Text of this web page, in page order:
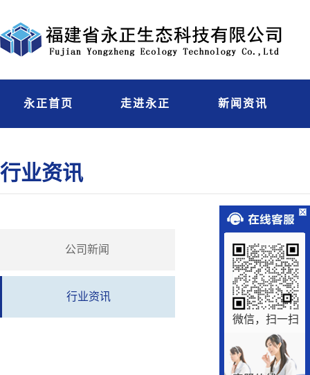
永正首页 走进永正 新闻资讯
行业资讯
公司新闻
行业资讯
福建省是一个
建入河入海排污口
微信，扫一扫